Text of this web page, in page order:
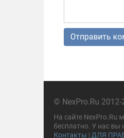
© NexPro.Ru 2012-
На сайте NexPro.Ru
бесплатно. У нас
Контакты | ДЛЯ